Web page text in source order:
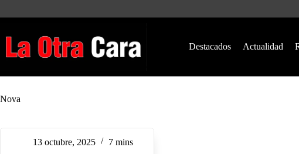
Destacados Actualidad
Nova
13 octubre, 2025 7 mins